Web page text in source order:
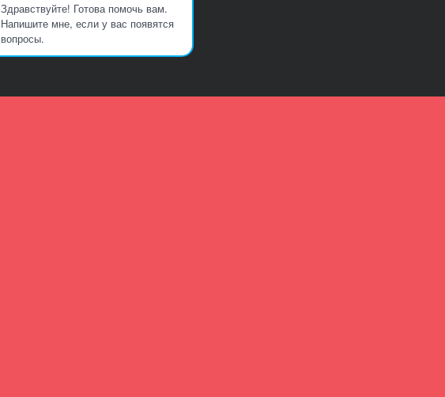
Здравствуйте! Готова помочь вам.
Напишите мне, если у вас появятся
вопросы.